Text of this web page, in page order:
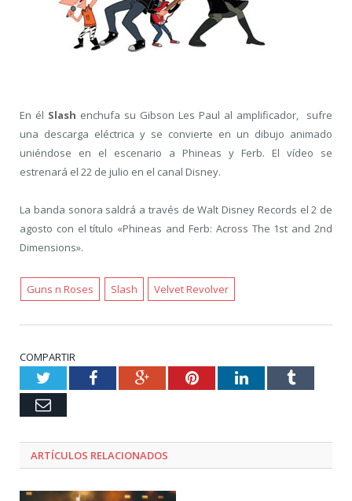
En él Slash enchufa su Gibson Les Paul al amplificador, sufre
una descarga eléctrica y se convierte en un dibujo animado
uniéndose en el escenario a Phineas y Ferb. El vídeo se
estrenará el 22 de julio en el canal Disney.
La banda sonora saldrá a través de Walt Disney Records el 2 de
agosto con el título «Phineas and Ferb: Across The 1st and 2nd
Dimensions».
Guns n Roses Slash Velvet Revolver
COMPARTIR
TwitterFacebookGoogle+PinterestLinkedInTumblr
Email
ARTÍCULOS RELACIONADOS